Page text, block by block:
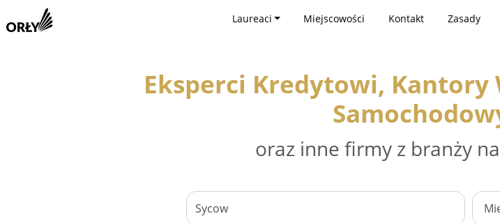
Laureaci Miejscowości Kontakt Zasady
Eksperci Kredytowi, Kantory
oraz inne firmy z branży